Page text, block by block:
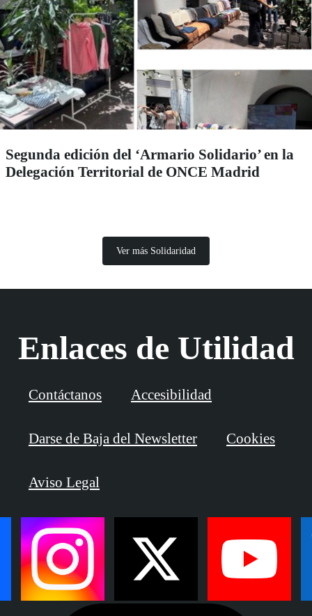
Segunda edición del ‘Armario Solidario’ en la
Delegación Territorial de ONCE Madrid
Ver más Solidaridad
Enlaces de Utilidad
Contáctanos Accesibilidad
Darse de Baja del Newsletter Cookies
Aviso Legal